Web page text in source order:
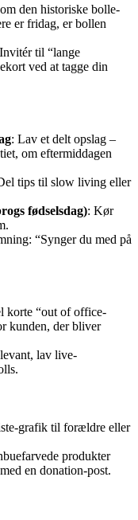
den historiske bolle-
er fridag, er bollen
til “lange
ved at tagge din
: Lav et delt opslag –
om eftermiddagen
tips til slow living eller
fødselsdag): Kør
“Synger du med på
korte “out of office-
kunden, der bliver
lav live-
grafik til forældre eller
produkter
en donation-post.